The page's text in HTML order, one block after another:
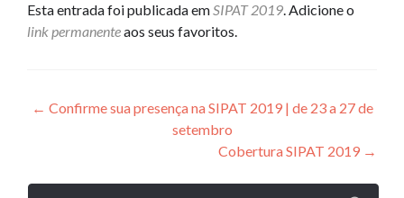
Esta entrada foi publicada emSIPAT 2019. Adicione o
link permanenteaos seus favoritos.
Navegação
Post
← Confirme sua presença na SIPAT 2019 | de 23 a 27 de
setembro
Cobertura SIPAT 2019 →